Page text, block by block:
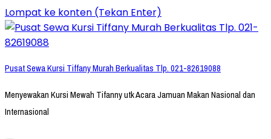
Lompat ke konten (Tekan Enter)
Pusat Sewa Kursi Tiffany Murah Berkualitas Tlp. 021-82619088
Menyewakan Kursi Mewah Tifanny utk Acara Jamuan Makan Nasional dan
Internasional